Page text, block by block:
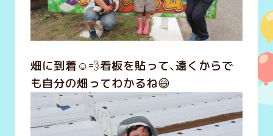
畑に到着☺️💨看板を貼って、遠くからで
も自分の畑ってわかるね😄